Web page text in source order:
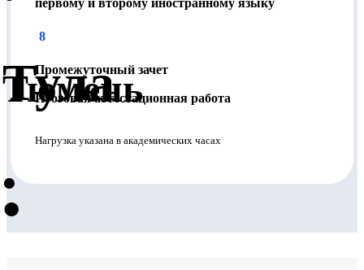
Тюмень
•
Тула
•
первому и второму иностранному языку
8
Промежуточный зачет
Итоговая аттестационная работа
Нагрузка указана в академических часах